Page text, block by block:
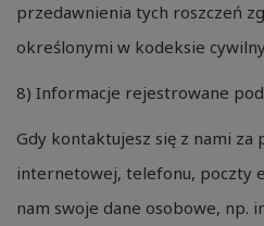
przedawnienia tych roszczeń
określonymi w kodeksie
8) Informacje rejestrowane
Gdy kontaktujesz się z nami za
internetowej, telefonu, poczty
nam swoje dane osobowe, np.